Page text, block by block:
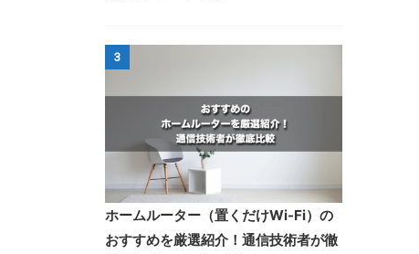
3
ホームルーター（置くだけWi-Fi）の
おすすめを厳選紹介！通信技術者が徹